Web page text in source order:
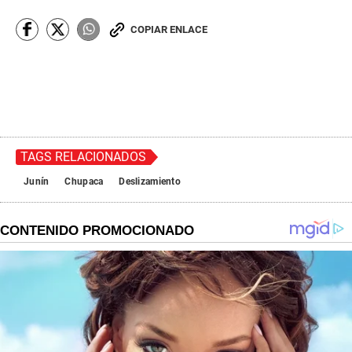
COPIAR ENLACE
TAGS RELACIONADOS
Junín Chupaca Deslizamiento